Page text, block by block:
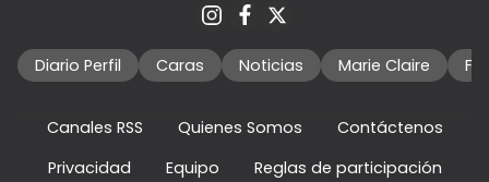
Diario Perfil Caras Noticias Marie Claire
Canales RSS Quienes Somos
Contáctenos
Privacidad
Equipo
Reglas de participación